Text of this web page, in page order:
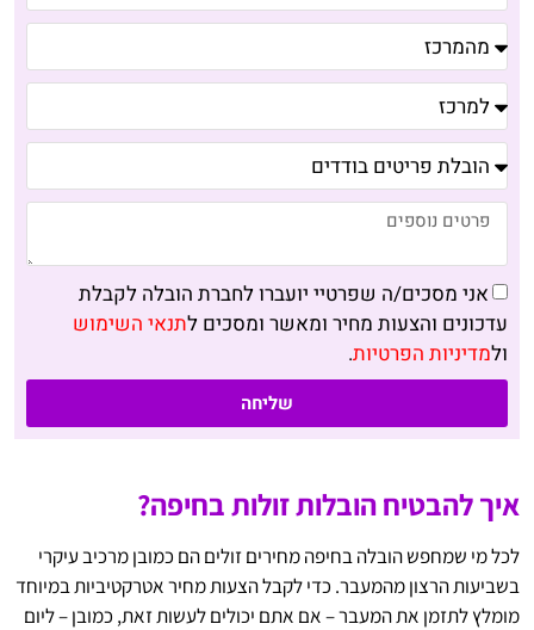
אני מסכים/ה שפרטיי יועברו לחברת הובלה לקבלת
עדכונים והצעות מחיר ומאשר ומסכים לתנאי השימוש
ולמדיניות הפרטיות.
שליחה
איך להבטיח הובלות זולות בחיפה?
לכל מי שמחפש הובלה בחיפה מחירים זולים הם כמובן מרכיב עיקרי
בשביעות הרצון מהמעבר. כדי לקבל הצעות מחיר אטרקטיביות במיוחד
מומלץ לתזמן את המעבר – אם אתם יכולים לעשות זאת, כמובן – ליום